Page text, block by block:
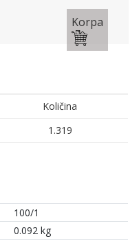
Korpa
Količina
1.319
100/1
0.092 kg